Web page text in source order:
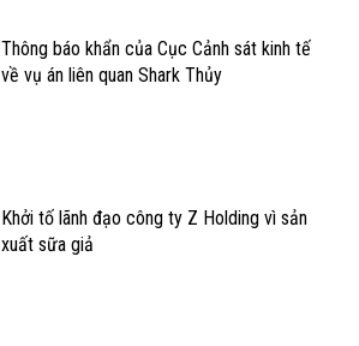
Thông báo khẩn của Cục Cảnh sát kinh tế
về vụ án liên quan Shark Thủy
Khởi tố lãnh đạo công ty Z Holding vì sản
xuất sữa giả